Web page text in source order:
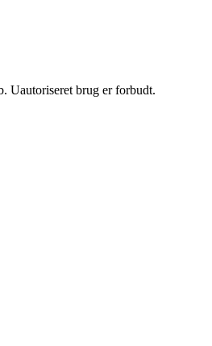
Uautoriseret brug er forbudt.